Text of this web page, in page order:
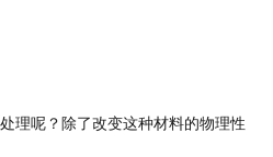
理呢？除了改变这种材料的物理性